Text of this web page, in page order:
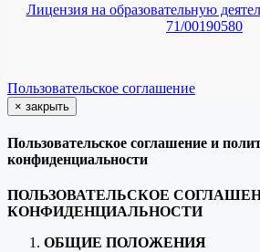
Лицензия на образовательную
71/00190580
Пользовательское соглашение
× закрыть
Пользовательское соглашение и
конфиденциальности
ПОЛЬЗОВАТЕЛЬСКОЕ
КОНФИДЕНЦИАЛЬНОСТИ
ОБЩИЕ ПОЛОЖЕНИЯ